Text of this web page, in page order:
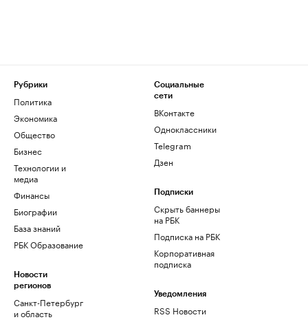
Рубрики
Политика
Экономика
Общество
Бизнес
Технологии и
медиа
Финансы
Биографии
База знаний
РБК Образование
Новости
регионов
Санкт-Петербург
и область
Социальные
сети
ВКонтакте
Одноклассники
Telegram
Дзен
Подписки
Скрыть баннеры
на РБК
Подписка на РБК
Корпоративная
подписка
Уведомления
RSS Новости